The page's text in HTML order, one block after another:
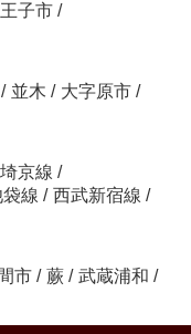
子市 /
/ 並木 / 大字原市 /
埼京線 /
線 / 西武新宿線 /
市 / 蕨 / 武蔵浦和 /